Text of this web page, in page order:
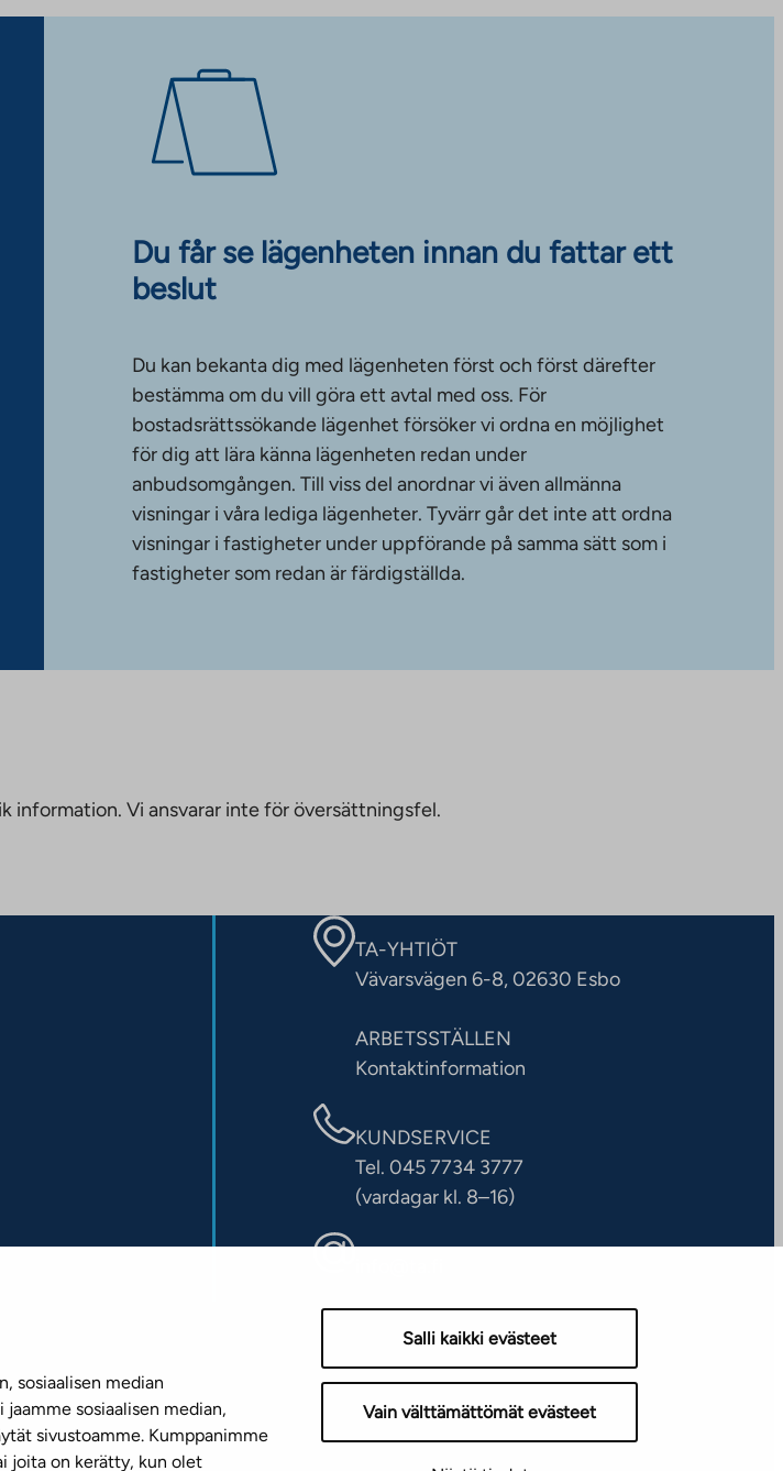
sosiaalisen median
sosiaalisen median,
sivustoamme. Kumppanimme
joita on kerätty, kun olet
Salli kaikki evästeet
Vain välttämättömät evästeet
Du får se lägenheten innan du fattar ett
beslut
Du kan bekanta dig med lägenheten först och först därefter
bestämma om du vill göra ett avtal med oss. För
bostadsrättssökande lägenhet försöker vi ordna en möjlighet
för dig att lära känna lägenheten redan under
anbudsomgången. Till viss del anordnar vi även allmänna
visningar i våra lediga lägenheter. Tyvärr går det inte att ordna
visningar i fastigheter under uppförande på samma sätt som i
fastigheter som redan är färdigställda.
information. Vi ansvarar inte för översättningsfel.
TA-YHTIÖT
Vävarsvägen 6-8, 02630 Esbo
ARBETSSTÄLLEN
Kontaktinformation
KUNDSERVICE
Tel. 045 7734 3777
(vardagar kl. 8–16)